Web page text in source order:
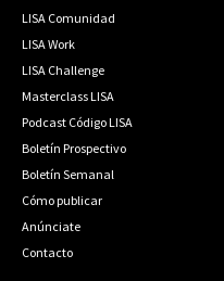
LISA Comunidad
LISA Work
LISA Challenge
Masterclass LISA
Podcast Código LISA
Boletín Prospectivo
Boletín Semanal
Cómo publicar
Anúnciate
Contacto